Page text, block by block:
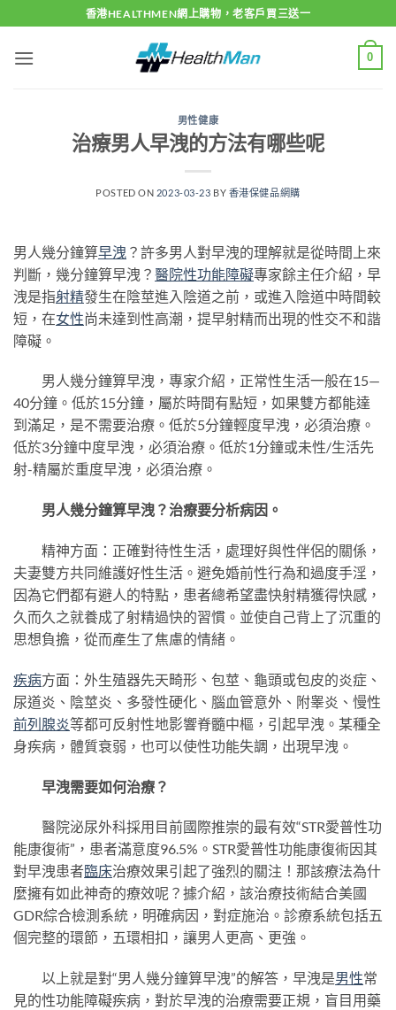
to
content
香港HEALTHMEN網上購物，老客戶買三送一
0
男性健康
治療男人早洩的方法有哪些呢
POSTED ON 2023-03-23 BY 香港保健品網購
男人幾分鐘算早洩 ？許多男人對早洩的理解就是從時間上來
判斷，幾分鐘算早洩？ 醫院性功能障礙專家餘主任介紹，早
洩是指射精發生在陰莖進入陰道之前，或進入陰道中時間較
短，在女性尚未達到性高潮，提早射精而出現的性交不和諧
障礙。
男人幾分鐘算早洩，專家介紹，正常性生活一般在15—
40分鐘。低於15分鐘，屬於時間有點短，如果雙方都能達
到滿足，是不需要治療。低於5分鐘輕度早洩，必須治療。
低於3分鐘中度早洩，必須治療。低於1分鐘或未性/生活先
射-精屬於重度早洩，必須治療。
男人幾分鐘算早洩？治療要分析病因。
精神方面：正確對待性生活，處理好與性伴侶的關係，
夫妻雙方共同維護好性生活。避免婚前性行為和過度手淫，
因為它們都有避人的特點，患者總希望盡快射精獲得快感，
久而久之就養成了射精過快的習慣。並使自己背上了沉重的
思想負擔，從而產生了焦慮的情緒。
疾病方面：外生殖器先天畸形、包莖、龜頭或包皮的炎症、
尿道炎、陰莖炎、多發性硬化、腦血管意外、附睾炎、慢性
前列腺炎等都可反射性地影響脊髓中樞，引起早洩。某種全
身疾病，體質衰弱，也可以使性功能失調，出現早洩。
早洩需要如何治療？
醫院泌尿外科採用目前國際推崇的最有效“STR愛普性功
能康復術”，患者滿意度96.5%。STR愛普性功能康復術因其
對早洩患者臨床治療效果引起了強烈的關注！那該療法為什
麼擁有如此神奇的療效呢？據介紹，該治療技術結合美國
GDR綜合檢測系統，明確病因，對症施治。診療系統包括五
個完整的環節，五環相扣，讓男人更高、更強。
以上就是對“男人幾分鐘算早洩”的解答，早洩是男性常
見的性功能障礙疾病，對於早洩的治療需要正規，盲目用藥